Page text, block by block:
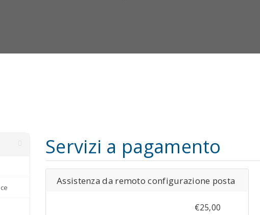
Servizi a pagamento
Assistenza da remoto configurazione posta
€25,00